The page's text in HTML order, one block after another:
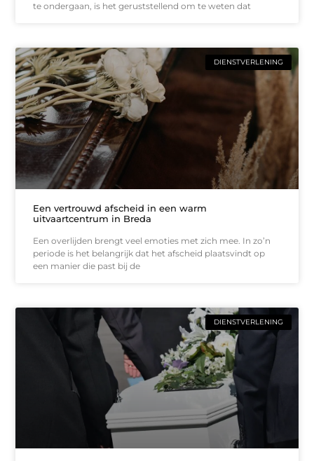
te ondergaan, is het geruststellend om te weten dat
DIENSTVERLENING
Een vertrouwd afscheid in een warm
uitvaartcentrum in Breda
Een overlijden brengt veel emoties met zich mee. In zo’n
periode is het belangrijk dat het afscheid plaatsvindt op
een manier die past bij de
DIENSTVERLENING